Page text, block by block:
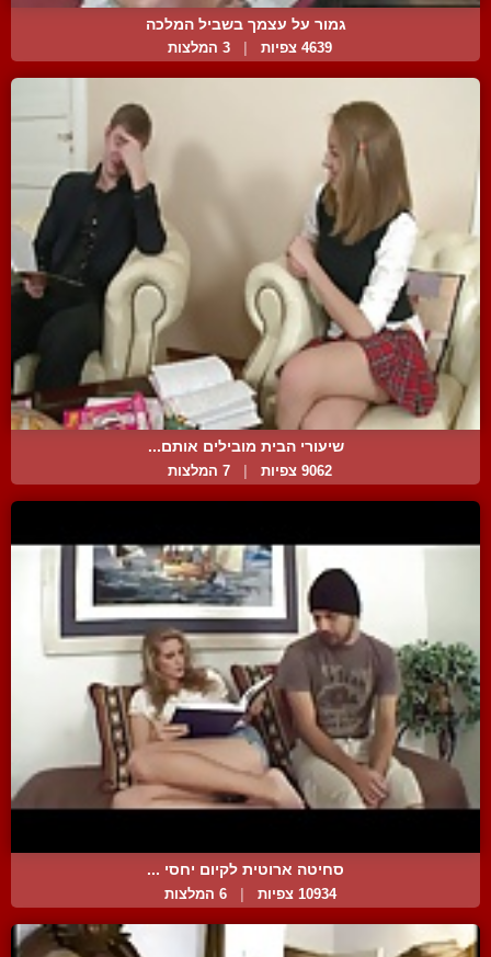
גמור על עצמך בשביל המלכה
4639 צפיות 3 המלצות
שיעורי הבית מובילים אותם...
9062 צפיות 7 המלצות
סחיטה ארוטית לקיום יחסי ...
10934 צפיות | 6 המלצות